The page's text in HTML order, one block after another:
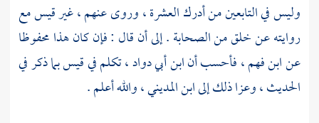
وليس في التابعين من أدرك العشرة ، وروى عنهم ، غيرقيسمع
روايته عن خلق من الصحابة . إلى أن قال : فإن كان هذا محفوظا
عنابن فهم، فأحسب أنابن أبي دواد، تكلم فيقيسبما ذكر في
الحديث ، وعزا ذلك إلىابن المديني، والله أعلم .